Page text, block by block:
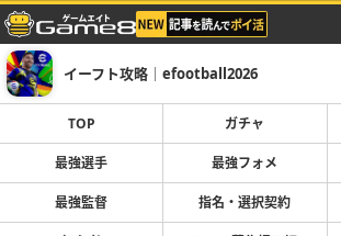
イーフト攻略｜efootball2026
TOP ガチャ
最強選手 最強フォメ
最強監督 指名・選択契約